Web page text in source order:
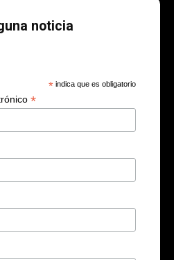
noticia
* indica que es obligatorio
*